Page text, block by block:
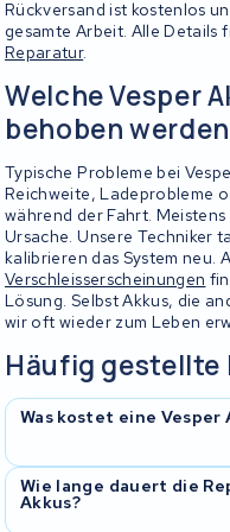
Rückversand ist kostenlos
gesamte Arbeit. Alle Details
Reparatur.
Welche Vesper
behoben
Typische Probleme bei
Reichweite, Ladeprobleme
während der Fahrt.
Ursache. Unsere Techniker
kalibrieren das System neu.
Verschleisserscheinungen
Lösung. Selbst Akkus, die
wir oft wieder zum Leben
Häufig gestellte
Was kostet eine Vesper
Die Kosten richten sich
verbauten Akkumodell.
bekommst du ein klares
Wie lange dauert die
Akkus?